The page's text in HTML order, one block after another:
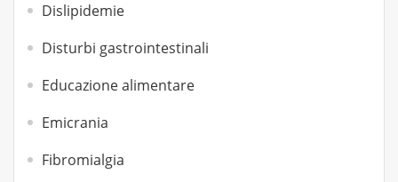
Dislipidemie
Disturbi gastrointestinali
Educazione alimentare
Emicrania
Fibromialgia